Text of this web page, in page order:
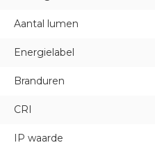
Aantal lumen
Energielabel
Branduren
CRI
IP waarde